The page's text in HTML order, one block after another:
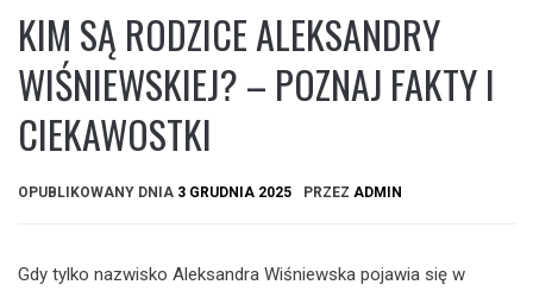
KIM SĄ RODZICE ALEKSANDRY
WIŚNIEWSKIEJ? – POZNAJ FAKTY I
CIEKAWOSTKI
OPUBLIKOWANY DNIA 3 GRUDNIA 2025 PRZEZ ADMIN
Gdy tylko nazwisko Aleksandra Wiśniewska pojawia się w